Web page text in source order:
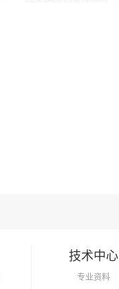
技术中心
专业资料